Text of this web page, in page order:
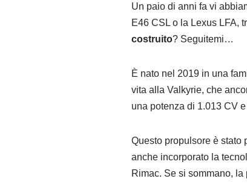
Un paio di anni fa vi
E46 CSL o la Lexus LFA,
costruito? Seguitemi…
È nato nel 2019 in una
vita alla Valkyrie, che
una potenza di 1.013 CV
Questo propulsore è stato
anche incorporato la
Rimac. Se si sommano, la